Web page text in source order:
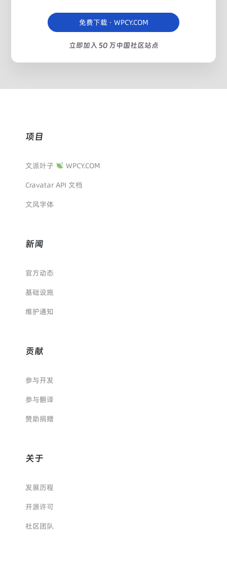
免费下载 · WPCY.COM
立即加入 50 万中国社区站点
项目
文派叶子
WPCY.COM
Cravatar API 文档
文风字体
新闻
官方动态
基础设施
维护通知
贡献
参与开发
参与翻译
赞助捐赠
关于
发展历程
开源许可
社区团队